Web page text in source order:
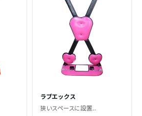
ラブエックス
狭いスペースに設置...